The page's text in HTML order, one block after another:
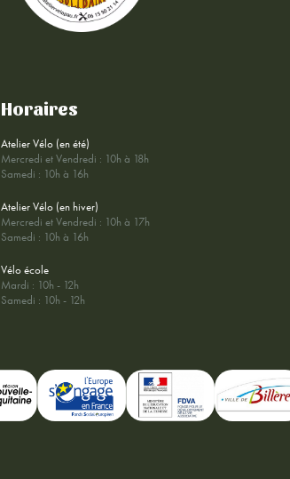
Horaires
Atelier Vélo (en été)
Mercredi et Vendredi : 10h à 18h
Samedi : 10h à 16h
Atelier Vélo (en hiver)
Mercredi et Vendredi : 10h à 17h
Samedi : 10h à 16h
Vélo école
Mardi : 10h - 12h
Samedi : 10h - 12h